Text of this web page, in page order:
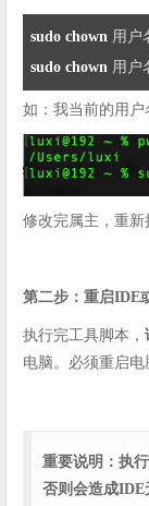
sudo chown 用户
sudo chown 用户
如：我当前的用户
修改完属主，重新
第二步：重启IDE
执行完工具脚本，
电脑。必须重启电
重要说明：执
否则会造成IDE